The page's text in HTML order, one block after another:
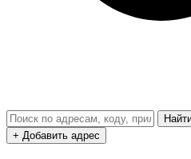
+ Добавить адрес